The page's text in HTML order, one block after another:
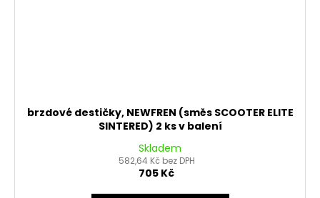
brzdové destičky, NEWFREN (směs SCOOTER ELITE
SINTERED) 2 ks v balení
Skladem
582,64 Kč bez DPH
705 Kč